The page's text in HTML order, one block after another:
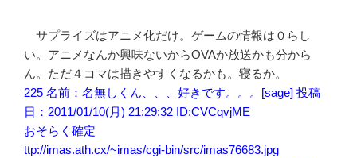
サプライズはアニメ化だけ。ゲームの情報は０らし
い。アニメなんか興味ないからOVAか放送かも分から
ん。ただ４コマは描きやすくなるかも。寝るか。
225 名前：名無しくん、、、好きです。。。[sage] 投稿
日：2011/01/10(月) 21:29:32 ID:CVCqvjME
おそらく確定
ttp://imas.ath.cx/~imas/cgi-bin/src/imas76683.jpg